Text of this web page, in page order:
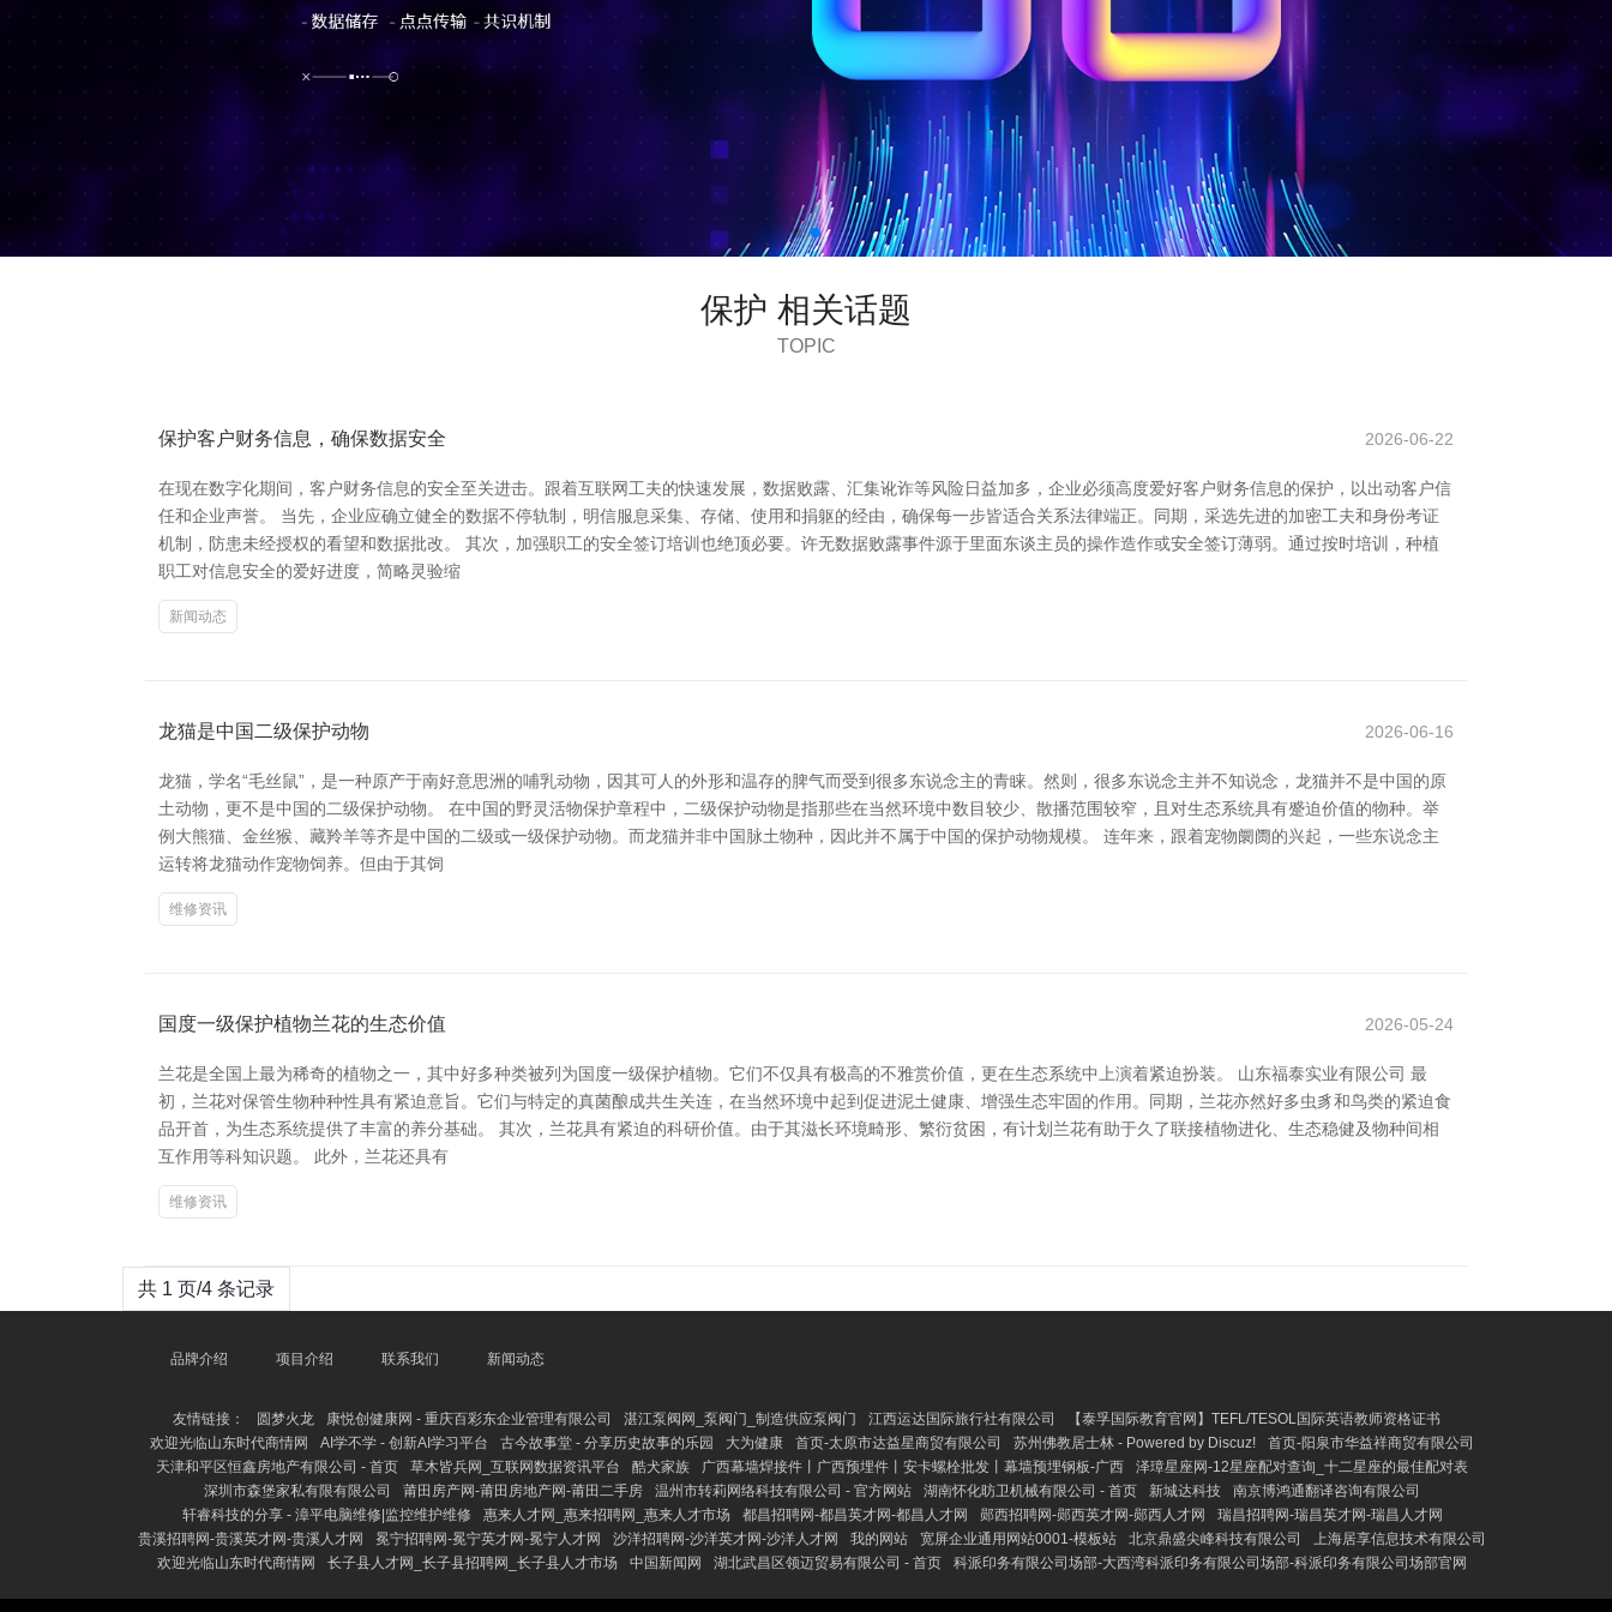
保护 相关话题
TOPIC
保护客户财务信息，确保数据安全 2026-06-22
在现在数字化期间，客户财务信息的安全至关进击。跟着互联网工夫的快速发展，数据败露、汇集讹诈等风险日益加多，企业必须高度爱好客户财务信息的保护，以出动客户信
任和企业声誉。 当先，企业应确立健全的数据不停轨制，明信服息采集、存储、使用和捐躯的经由，确保每一步皆适合关系法律端正。同期，采选先进的加密工夫和身份考证
机制，防患未经授权的看望和数据批改。 其次，加强职工的安全签订培训也绝顶必要。许无数据败露事件源于里面东谈主员的操作造作或安全签订薄弱。通过按时培训，种植
职工对信息安全的爱好进度，简略灵验缩
新闻动态
龙猫是中国二级保护动物 2026-06-16
龙猫，学名“毛丝鼠”，是一种原产于南好意思洲的哺乳动物，因其可人的外形和温存的脾气而受到很多东说念主的青睐。然则，很多东说念主并不知说念，龙猫并不是中国的原
土动物，更不是中国的二级保护动物。 在中国的野灵活物保护章程中，二级保护动物是指那些在当然环境中数目较少、散播范围较窄，且对生态系统具有蹙迫价值的物种。举
例大熊猫、金丝猴、藏羚羊等齐是中国的二级或一级保护动物。而龙猫并非中国脉土物种，因此并不属于中国的保护动物规模。 连年来，跟着宠物阛阓的兴起，一些东说念主
运转将龙猫动作宠物饲养。但由于其饲
维修资讯
国度一级保护植物兰花的生态价值 2026-05-24
兰花是全国上最为稀奇的植物之一，其中好多种类被列为国度一级保护植物。它们不仅具有极高的不雅赏价值，更在生态系统中上演着紧迫扮装。 山东福泰实业有限公司 最
初，兰花对保管生物种种性具有紧迫意旨。它们与特定的真菌酿成共生关连，在当然环境中起到促进泥土健康、增强生态牢固的作用。同期，兰花亦然好多虫豸和鸟类的紧迫食
品开首，为生态系统提供了丰富的养分基础。 其次，兰花具有紧迫的科研价值。由于其滋长环境畸形、繁衍贫困，有计划兰花有助于久了联接植物进化、生态稳健及物种间相
互作用等科知识题。 此外，兰花还具有
维修资讯
共 1 页/4 条记录
品牌介绍 项目介绍 联系我们 新闻动态
友情链接： 圆梦火龙 康悦创健康网 - 重庆百彩东企业管理有限公司 湛江泵阀网_泵阀门_制造供应泵阀门 江西运达国际旅行社有限公司
【泰孚国际教育官网】TEFL/TESOL国际英语教师资格证书
欢迎光临山东时代商情网
AI学不学 - 创新AI学习平台 古今故事堂 - 分享历史故事的乐园 大为健康 首页-太原市达益星商贸有限公司 苏州佛教居士林 - Powered by Discuz!
首页-阳泉市华益祥商贸有限公司
天津和平区恒鑫房地产有限公司 - 首页
草木皆兵网_互联网数据资讯平台 酷犬家族 广西幕墙焊接件丨广西预埋件丨安卡螺栓批发丨幕墙预埋钢板-广西
泽璋星座网-12星座配对查询_十二星座的最佳配对表
深圳市森堡家私有限有限公司
莆田房产网-莆田房地产网-莆田二手房 温州市转莉网络科技有限公司 - 官方网站 湖南怀化昉卫机械有限公司 - 首页 新城达科技
南京博鸿通翻译咨询有限公司
轩睿科技的分享 - 漳平电脑维修|监控维护维修
惠来人才网_惠来招聘网_惠来人才市场 都昌招聘网-都昌英才网-都昌人才网 郧西招聘网-郧西英才网-郧西人才网
瑞昌招聘网-瑞昌英才网-瑞昌人才网
贵溪招聘网-贵溪英才网-贵溪人才网
冕宁招聘网-冕宁英才网-冕宁人才网 沙洋招聘网-沙洋英才网-沙洋人才网 我的网站 宽屏企业通用网站0001-模板站 北京鼎盛尖峰科技有限公司
上海居享信息技术有限公司
欢迎光临山东时代商情网
长子县人才网_长子县招聘网_长子县人才市场 中国新闻网 湖北武昌区领迈贸易有限公司 - 首页 科派印务有限公司场部-大西湾科派印务有限公司场部-科派印务有限公司场部官网